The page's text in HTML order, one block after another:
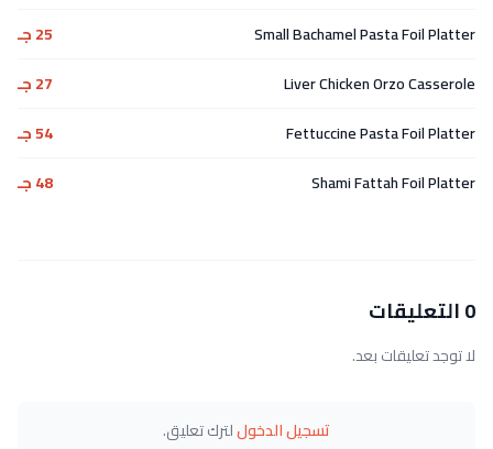
Small Bachamel Pasta Foil Platter
25 جـ
Liver Chicken Orzo Casserole
27 جـ
Fettuccine Pasta Foil Platter
54 جـ
Shami Fattah Foil Platter
48 جـ
0 التعليقات
لا توجد تعليقات بعد.
تسجيل الدخوللترك تعليق.